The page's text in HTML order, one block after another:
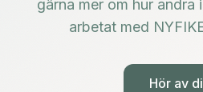
gärna mer om hur andra
arbetat med
Hör av